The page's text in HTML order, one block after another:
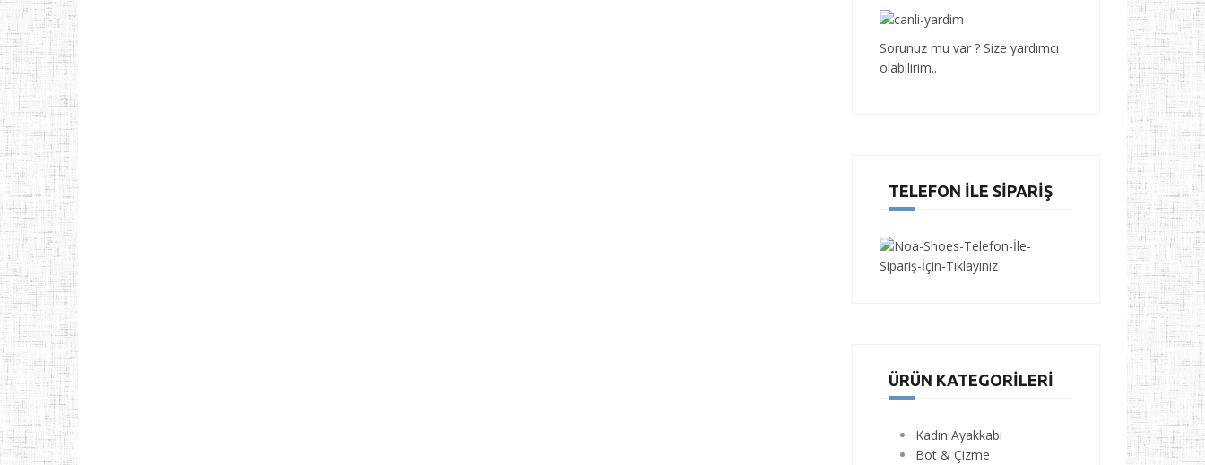
Sorunuz mu var ? Size yardımcı
olabilirim..
TELEFON İLE SIPARIŞ
ÜRÜN KATEGORILERI
Kadın Ayakkabı
Bot & Çizme